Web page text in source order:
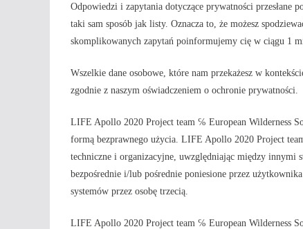
Odpowiedzi i zapytania dotyczące prywatności przesłane
taki sam sposób jak listy. Oznacza to, że możesz
skomplikowanych zapytań poinformujemy cię w ciągu 1
Wszelkie dane osobowe, które nam przekażesz w
zgodnie z naszym oświadczeniem o ochronie prywatności.
LIFE Apollo 2020 Project team ℅ European Wilderness
formą bezprawnego użycia. LIFE Apollo 2020 Project
techniczne i organizacyjne, uwzględniając między innymi
bezpośrednie i/lub pośrednie poniesione przez
systemów przez osobę trzecią.
LIFE Apollo 2020 Project team ℅ European Wilderness